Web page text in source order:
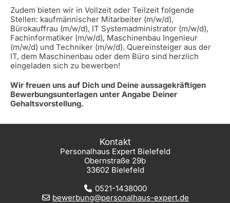
Zudem bieten wir in Vollzeit oder Teilzeit folgende
Stellen: kaufmännischer Mitarbeiter (m/w/d),
Bürokauffrau (m/w/d), IT Systemadministrator (m/w/d),
Fachinformatiker (m/w/d), Maschinenbau Ingenieur
(m/w/d) und Techniker (m/w/d). Quereinsteiger aus der
IT, dem Maschinenbau oder dem Büro sind herzlich
eingeladen sich zu bewerben!
Wir freuen uns auf Dich und Deine aussagekräftigen
Bewerbungsunterlagen unter Angabe Deiner
Gehaltsvorstellung.
Kontakt
Personalhaus Expert Bielefeld
Obernstraße 29b
33602 Bielefeld
0521-1438000
bewerbung@personalhaus-expert.de